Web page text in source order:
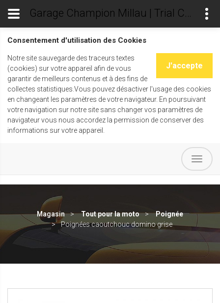
Consentement d'utilisation des Cookies
J'accepte
Notre site sauvegarde des traceurs textes
(cookies) sur votre appareil afin de vous
garantir de meilleurs contenus et à des fins de
collectes statistiques.Vous pouvez désactiver l'usage des cookies
en changeant les paramètres de votre navigateur. En poursuivant
votre navigation sur notre site sans changer vos paramètres de
navigateur vous nous accordez la permission de conserver des
informations sur votre appareil.
Garage Champion Millau | Trial Champ's
Magasin Tout pour la moto
Poignée
Poignées caoutchouc domino grise